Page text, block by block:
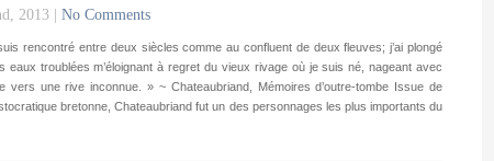
2013 | No Comments
rencontré entre deux siècles comme au confluent de deux fleuves; j’ai plongé
eaux troublées m’éloignant à regret du vieux rivage où je suis né, nageant avec
vers une rive inconnue. » ~ Chateaubriand, Mémoires d’outre-tombe Issue de
bretonne, Chateaubriand fut un des personnages les plus importants du